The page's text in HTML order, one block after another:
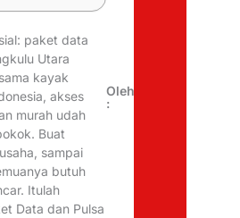
paket data
Utara
kayak
akses
murah udah
Buat
sampai
butuh
Itulah
Data dan Pulsa
Oleh
: